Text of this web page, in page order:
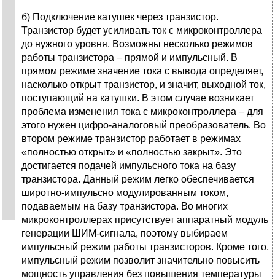
б) Подключение катушек через транзистор.
Транзистор будет усиливать ток с микроконтроллера
до нужного уровня. Возможны несколько режимов
работы транзистора – прямой и импульсный. В
прямом режиме значение тока с вывода определяет,
насколько открыт транзистор, и значит, выходной ток,
поступающий на катушки. В этом случае возникает
проблема изменения тока с микроконтроллера – для
этого нужен цифро-аналоговый преобразователь. Во
втором режиме транзистор работает в режимах
«полностью открыт» и «полностью закрыт». Это
достигается подачей импульсного тока на базу
транзистора. Данный режим легко обеспечивается
широтно-импульсно модулированным током,
подаваемым на базу транзистора. Во многих
микроконтроллерах присутствует аппаратный модуль
генерации ШИМ-сигнала, поэтому выбираем
импульсный режим работы транзисторов. Кроме того,
импульсный режим позволит значительно повысить
мощность управления без повышения температуры